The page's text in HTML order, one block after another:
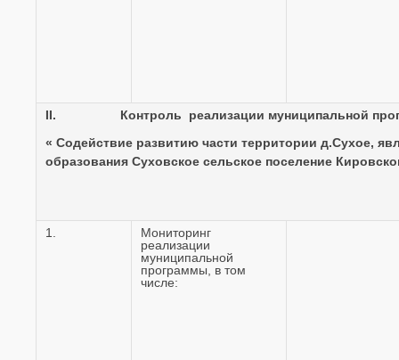
II. Контроль реализации муниципальной
« Содействие развитию части территории д.Сухое,
образования Суховское сельское поселение
1.
Мониторинг
реализации
муниципальной
программы, в том
числе: